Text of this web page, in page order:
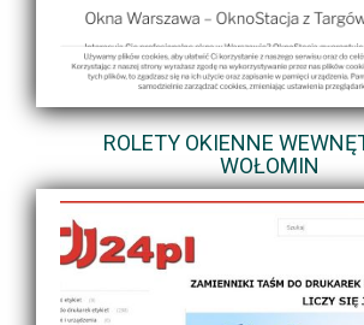
ROLETY OKIENNE
WOŁOMIN